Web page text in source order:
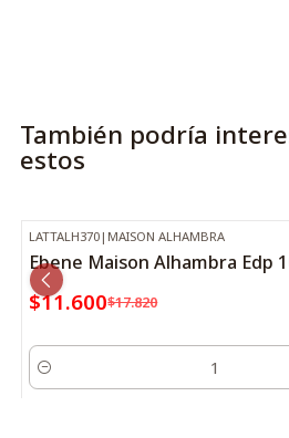
También podría
estos
-35% OFF
LATTALH370 | MAISON ALHAMBRA
Ebene Maison Alhambra Edp
$11.600$17.820
Cantidad